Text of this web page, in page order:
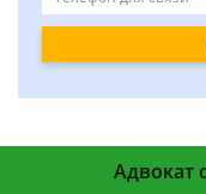
Адвокат